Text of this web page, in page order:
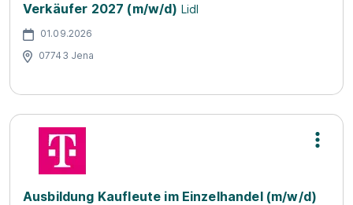
Verkäufer 2027 (m/w/d) Lidl
01.09.2026
07743 Jena
Ausbildung Kaufleute im Einzelhandel (m/w/d)